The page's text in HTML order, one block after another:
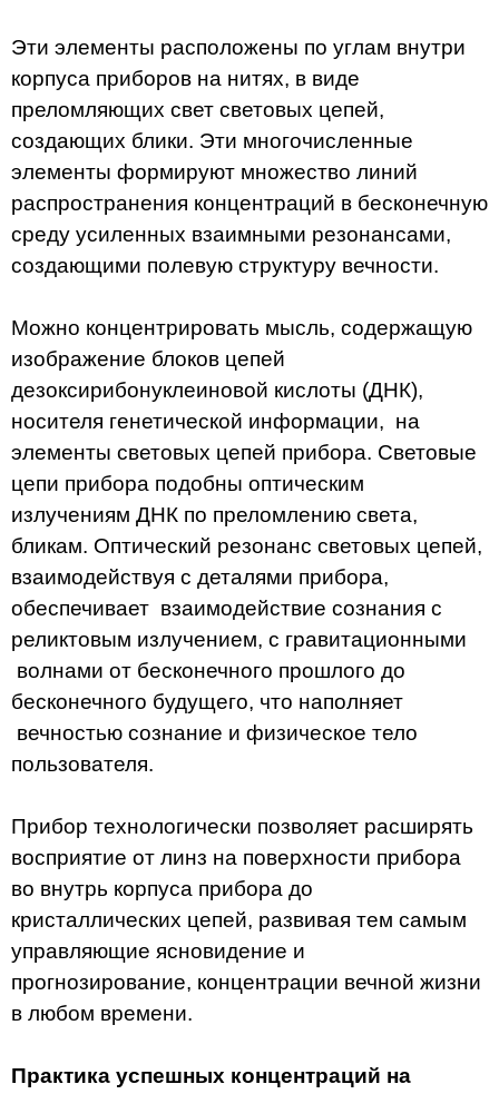
Эти элементы расположены по углам внутри
корпуса приборов на нитях, в виде
преломляющих свет световых цепей,
создающих блики. Эти многочисленные
элементы формируют множество линий
распространения концентраций в бесконечную
среду усиленных взаимными резонансами,
создающими полевую структуру вечности.
Можно концентрировать мысль, содержащую
изображение блоков цепей
дезоксирибонуклеиновой кислоты (ДНК),
носителя генетической информации, на
элементы световых цепей прибора. Световые
цепи прибора подобны оптическим
излучениям ДНК по преломлению света,
бликам. Оптический резонанс световых цепей,
взаимодействуя с деталями прибора,
обеспечивает взаимодействие сознания с
реликтовым излучением, с гравитационными
волнами от бесконечного прошлого до
бесконечного будущего, что наполняет
вечностью сознание и физическое тело
пользователя.
Прибор технологически позволяет расширять
восприятие от линз на поверхности прибора
во внутрь корпуса прибора до
кристаллических цепей, развивая тем самым
управляющие ясновидение и
прогнозирование, концентрации вечной жизни
в любом времени.
Практика успешных концентраций на